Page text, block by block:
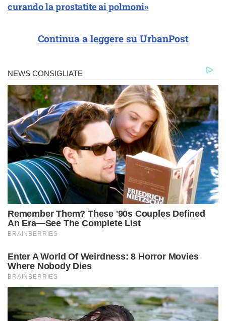
curando la prostatite ai polmoni»
Continua a leggere su UrbanPost